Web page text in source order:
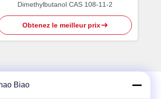
Dimethylbutanol CAS 108-11-2
Obtenez le meilleur prix
Biao